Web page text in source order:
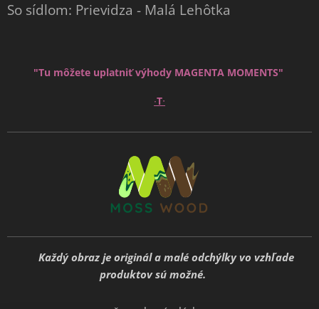
So sídlom: Prievidza - Malá Lehôtka
"Tu môžete uplatniť výhody MAGENTA MOMENTS"
∙T∙
Každý obraz je originál a malé odchýlky vo vzhľade
produktov sú možné.